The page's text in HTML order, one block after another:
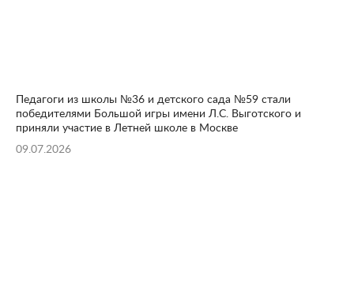
Педагоги из школы №36 и детского сада №59 стали
победителями Большой игры имени Л.С. Выготского и
приняли участие в Летней школе в Москве
09.07.2026